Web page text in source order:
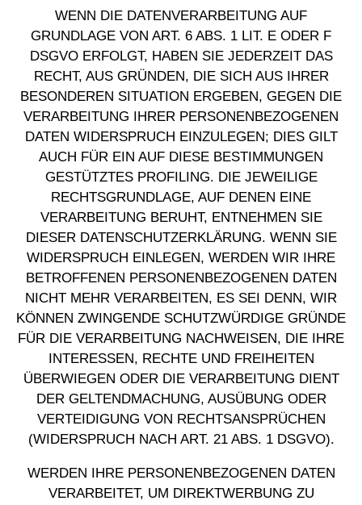
WENN DIE DATENVERARBEITUNG AUF
GRUNDLAGE VON ART. 6 ABS. 1 LIT. E ODER F
DSGVO ERFOLGT, HABEN SIE JEDERZEIT DAS
RECHT, AUS GRÜNDEN, DIE SICH AUS IHRER
BESONDEREN SITUATION ERGEBEN, GEGEN DIE
VERARBEITUNG IHRER PERSONENBEZOGENEN
DATEN WIDERSPRUCH EINZULEGEN; DIES GILT
AUCH FÜR EIN AUF DIESE BESTIMMUNGEN
GESTÜTZTES PROFILING. DIE JEWEILIGE
RECHTSGRUNDLAGE, AUF DENEN EINE
VERARBEITUNG BERUHT, ENTNEHMEN SIE
DIESER DATENSCHUTZERKLÄRUNG. WENN SIE
WIDERSPRUCH EINLEGEN, WERDEN WIR IHRE
BETROFFENEN PERSONENBEZOGENEN DATEN
NICHT MEHR VERARBEITEN, ES SEI DENN, WIR
KÖNNEN ZWINGENDE SCHUTZWÜRDIGE GRÜNDE
FÜR DIE VERARBEITUNG NACHWEISEN, DIE IHRE
INTERESSEN, RECHTE UND FREIHEITEN
ÜBERWIEGEN ODER DIE VERARBEITUNG DIENT
DER GELTENDMACHUNG, AUSÜBUNG ODER
VERTEIDIGUNG VON RECHTSANSPRÜCHEN
(WIDERSPRUCH NACH ART. 21 ABS. 1 DSGVO).
WERDEN IHRE PERSONENBEZOGENEN DATEN
VERARBEITET, UM DIREKTWERBUNG ZU